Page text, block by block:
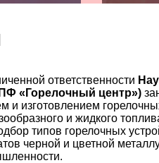
ответственности
«Горелочный центр»)
и изготовлением
и жидкого
типов горелочных
черной и цветной